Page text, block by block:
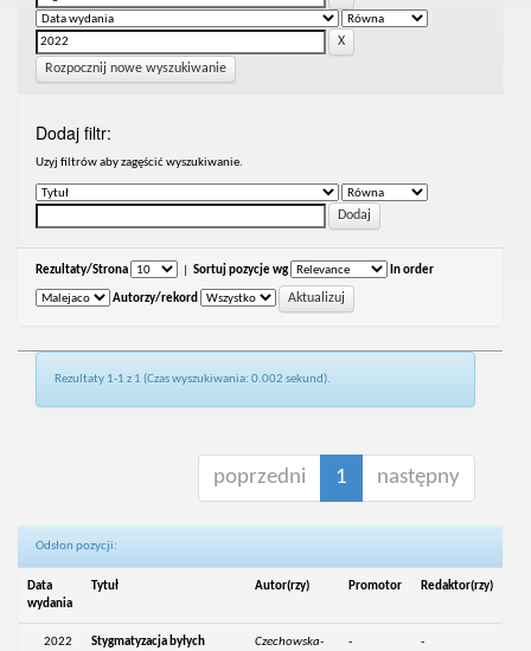
Rozpocznij nowe wyszukiwanie
Dodaj filtr:
Uzyj filtrów aby zagęścić wyszukiwanie.
Rezultaty/Strona Sortuj pozycje wg In order
Autorzy/rekord
Rezultaty 1-1 z 1 (Czas wyszukiwania: 0.002 sekund).
poprzedni 1 następny
Odsłon pozycji:
Data
wydania
Tytuł Autor(rzy) Promotor Redaktor(rzy)
2022
Stygmatyzacja byłych
Czechowska-
- -